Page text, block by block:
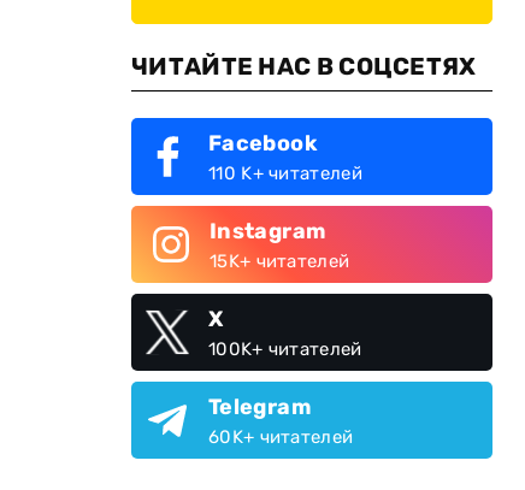
ЧИТАЙТЕ НАС В СОЦСЕТЯХ
Facebook
110 K+ читателей
Instagram
15K+ читателей
X
100K+ читателей
Telegram
60K+ читателей